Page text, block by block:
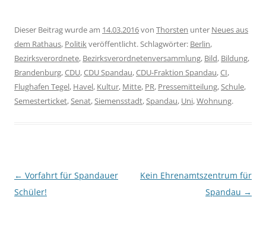
Meißner als Vorsitzender
erwartungsgemäß im
Amt bestätigt.
Dieser Beitrag wurde am 14.03.2016von Thorsten unter Neues aus
dem Rathaus, Politikveröffentlicht. Schlagwörter: Berlin,
Bezirksverordnete, Bezirksverordnetenversammlung, Bild, Bildung,
Brandenburg,CDU,CDU Spandau,CDU-Fraktion Spandau,CI,
Flughafen Tegel, Havel, Kultur, Mitte, PR, Pressemitteilung,Schule,
Semesterticket,Senat,Siemensstadt,Spandau, Uni,Wohnung.
Beitragsnavigation
← Vorfahrt für Spandauer
Schüler!
Kein Ehrenamtszentrum für
Spandau →